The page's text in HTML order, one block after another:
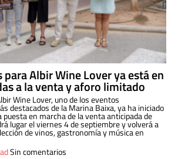
para Albir Wine Lover ya está en
a la venta y aforo limitado
Wine Lover, uno de los eventos
destacados de la Marina Baixa, ya ha iniciado
en marcha de la venta anticipada de
lugar el viernes 4 de septiembre y volverá a
de vinos, gastronomía y música en
Sin comentarios